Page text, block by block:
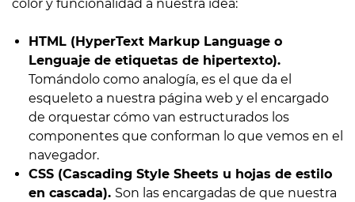
color y funcionalidad a nuestra idea:
HTML (HyperText Markup Language o
Lenguaje de etiquetas de hipertexto).
Tomándolo como analogía, es el que da el
esqueleto a nuestra página web y el encargado
de orquestar cómo van estructurados los
componentes que conforman lo que vemos en el
navegador.
CSS (Cascading Style Sheets u hojas de estilo
en cascada). Son las encargadas de que nuestra